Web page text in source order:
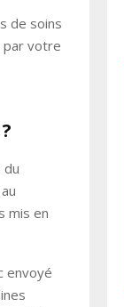
de soins
par votre
du
mis en
envoyé